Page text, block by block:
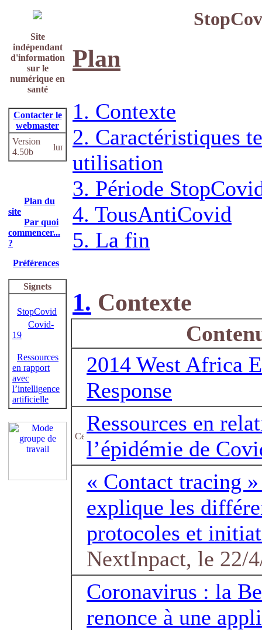
Site
indépendant
d'information
sur le
numérique en
santé
Contacter le
webmaster
Version
4.50b
Plan du
site
Par quoi
commencer...
?
Préférences
Signets
StopCovid
Covid-
19
Ressources
en rapport
avec
l’intelligence
artificielle
Plan
1. Contexte
2. Caractéristiques
utilisation
3. Période
4. TousAntiCovid
5. La fin
1. Contexte
2014 West Africa
Response
Ressources en
l’épidémie de
« Contact tracing
explique les
protocoles et
NextInpact, le 22/
Coronavirus : la
renonce à une